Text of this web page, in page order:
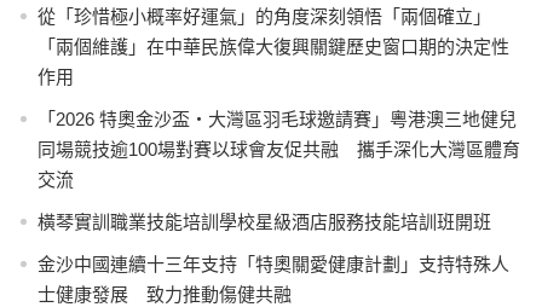
從「珍惜極小概率好運氣」的角度深刻領悟「兩個確立」
「兩個維護」在中華民族偉大復興關鍵歷史窗口期的決定性
作用
「2026 特奧金沙盃・大灣區羽毛球邀請賽」粵港澳三地健兒
同場競技逾100場對賽以球會友促共融 攜手深化大灣區體育
交流
橫琴實訓職業技能培訓學校星級酒店服務技能培訓班開班
金沙中國連續十三年支持「特奧關愛健康計劃」支持特殊人
士健康發展 致力推動傷健共融